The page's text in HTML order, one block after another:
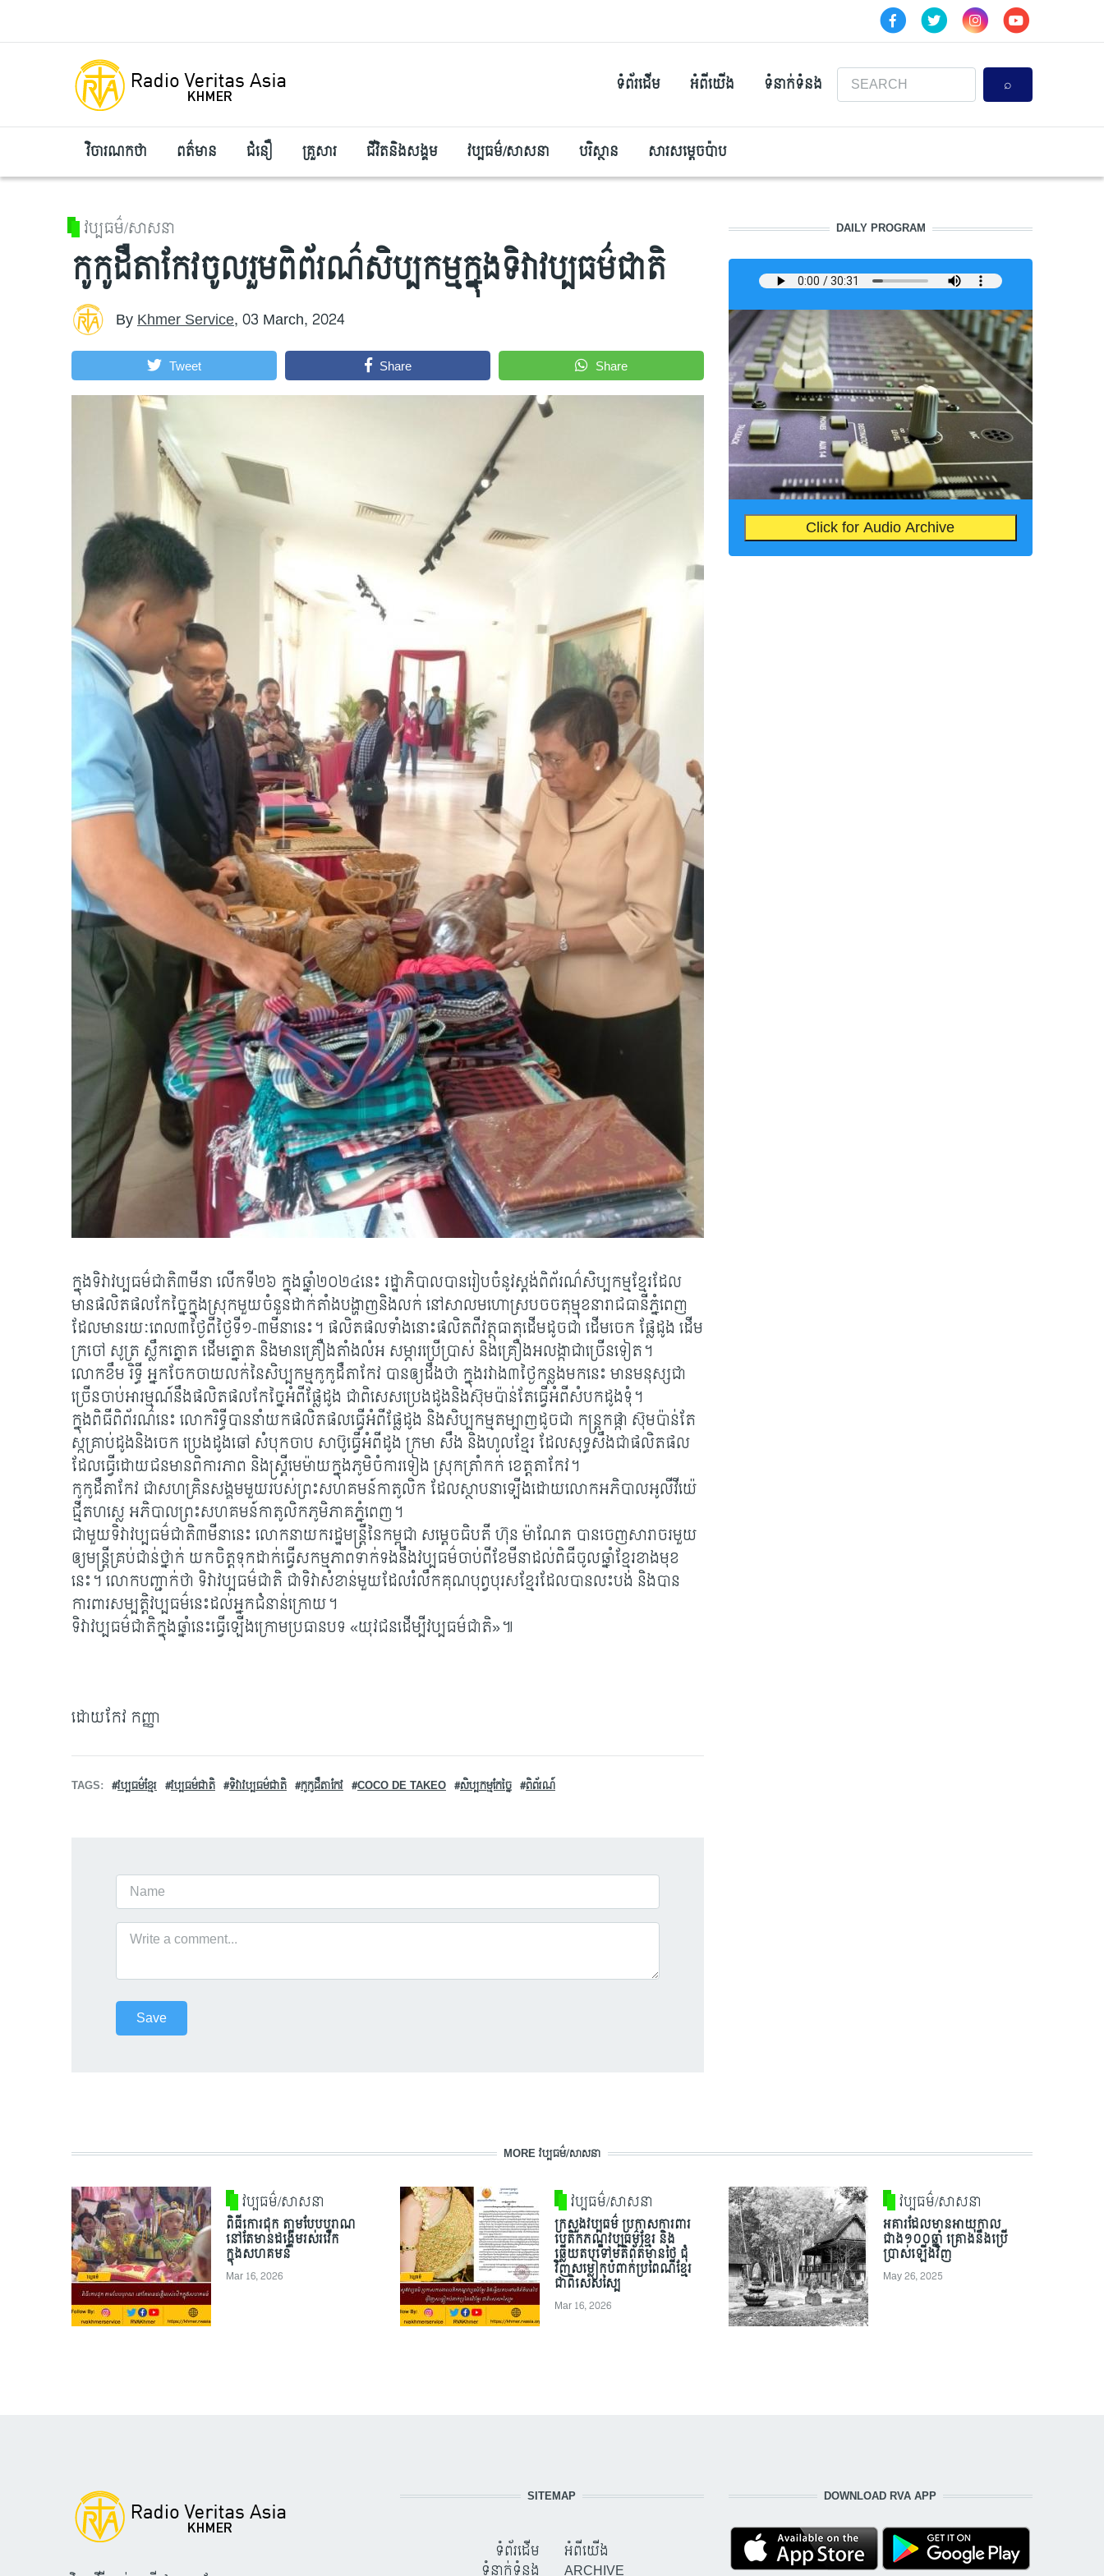
ទំព័រដើម អំពីយើង ទំនាក់ទំនង Search
វិចារណកថា ពត៌មាន ជំនឿ គ្រួសារ ជីវិតនិងសង្គម វប្បធម៌/សាសនា បរិស្ថាន សារសម្តេចប៉ាប
វប្បធម៌/សាសនា
កូកូដឺតាកែវ​ចូលរួមពិព័រណ៌សិប្បកម្មក្នុងទិវាវប្បធម៌ជាតិ
ByKhmer Service,03 March, 2024
Tweet Share Share
ក្នុងទិវាវប្បធម៌ជាតិ៣មីនា លើកទី២៦ ក្នុងឆ្នាំ២០២៤នេះ រដ្ឋាភិបាលបានរៀបចំនូវស្តង់ពិព័រណ៌សិប្បកម្មខ្មែរដែល
មានផលិតផលកែច្នៃក្នុងស្រុកមួយចំនួនដាក់តាំងបង្ហាញនិងលក់ នៅសាលមហោស្រប​ចចតុម្មុខនារាជធានីភ្នំពេញ
ដែលមានរយៈពេល៣ថ្ងៃពីថ្ងៃទី១-៣មីនានេះ។ ផលិតផលទាំងនោះផលិតពីវត្ថុធាតុដើមដូចជា ដើមចេក ផ្លែដូង ដើម
ក្រចៅ សូត្រ ស្លឹកត្នោត ដើមត្នោត និងមានគ្រឿងតាំងលំអ សម្ភារប្រើប្រាស់ និងគ្រឿងអលង្កាជាច្រើនទៀត។
លោកខឹម រិទ្ធី អ្នកចែកចាយលក់នៃសិប្បកម្មកូកូដឺតាកែវ បានឲ្យដឹងថា ក្នុងរវាង៣ថ្ងៃកន្លងមកនេះ មានមនុស្សជា
ច្រើនចាប់អារម្មណ៍នឹងផលិតផលកែច្នៃអំពីផ្លែដូង ជាពិសេសប្រេងដូងនិងស៊ុមប៉ាន់តែធ្វើអំពីសំបកដូងទុំ។
ក្នុងពិធីពិព័រណ៌នេះ លោករិទ្ធីបាននាំយកផលិតផលធ្វើអំពីផ្លែដូង និងសិប្បកម្មតម្បាញដូចជា កន្ត្រកផ្កា ស៊ុមប៉ាន់តែ
ស្កគ្រាប់ដូងនិងចេក ប្រេងដូងឆៅ សំបុកចាប សាប៊ូធ្វើអំពីដូង ក្រមា សឹង និងហូលខ្មែរ ដែលសុទ្ធសឹងជាផលិតផល
ដែលធ្វើដោយជនមានពិការភាព និងស្ត្រីមេម៉ាយក្នុងភូមិចំការទៀង ស្រុកត្រាំកក់ ខេត្តតាកែវ។
កូកូដឺតាកែវ ជាសហគ្រិនសង្គមមួយរបស់ព្រះសហគមន៍កាតូលិក ដែលស្ថាបនាឡើងដោយលោកអភិបាលអូលីវីយ៉េ
ជ្មីតហស្លេ អភិបាលព្រះសហគមន៍កាតូលិកភូមិភាគភ្នំពេញ។
ជាមួយទិវាវប្បធម៌ជាតិ៣មីនានេះ លោកនាយករដ្ឋមន្ត្រីនៃកម្ពុជា សម្តេចធិបតី ហ៊ុន ម៉ាណែត បានចេញសារាចរមួយ
ឲ្យមន្ត្រីគ្រប់ជាន់ថ្នាក់ យកចិត្តទុកដាក់ធ្វើសកម្មភាពទាក់ទងនឹងវប្បធម៌ចាប់ពីខែមីនាដល់ពិធីចូលឆ្នាំខ្មែរខាងមុខ
នេះ។ លោកបញ្ជាក់ថា ទិវាវប្បធម៌ជាតិ ជាទិវាសំខាន់មួយដែលរំលឹកគុណបុព្វបុរសខ្មែរដែលបានលះបង់ និងបាន
ការពារសម្បត្តិវប្បធម៌នេះដល់អ្នកជំនាន់ក្រោយ។
ទិវាវប្បធម៌ជាតិក្នុងឆ្នាំនេះធ្វើឡើងក្រោមប្រធានបទ «យុវជនដើម្បីវប្បធម៌ជាតិ»៕
ដោយកែវ កញ្ញា
TAGS វប្បធម៌ខ្មែរ​ វប្បធម៌​ជាតិ ទិវាវប្បធម៌ជាតិ កូកូដឺតាកែវ COCO DE TAKEO សិប្បកម្ម​កែច្នៃ ពិព័រណ៍​
DAILY PROGRAM
Click for Audio Archive
MORE វប្បធម៌/សាសនា
វប្បធម៌/សាសនា
ពិធីកោរជុក តាមបែបបុរាណ
នៅតែមានដង្ហើមរស់រវើក
ក្នុងសហគមន៍
Mar 16, 2026
វប្បធម៌/សាសនា
ក្រសួងវប្បធម៌ ប្រកាសការពារ
បេតិកភណ្ឌវប្បធម៌ខ្មែរ និង
ឆ្លើយតបទៅមតិព័ត៌មានថៃ ជុំ
វិញសម្លៀកបំពាក់ប្រពៃណីខ្មែរ
ជាពិសេសស្បៃ
Mar 16, 2026
វប្បធម៌/សាសនា
អគារដែលមានអាយុកាល
ជាង១០០ឆ្នាំ គ្រោងនឹងប្រើ
ប្រាស់ឡើងវិញ
May 26, 2025
SITEMAP
ទំព័រដើម
ទំនាក់ទំនង
អំពីយើង
ARCHIVE
DOWNLOAD RVA APP